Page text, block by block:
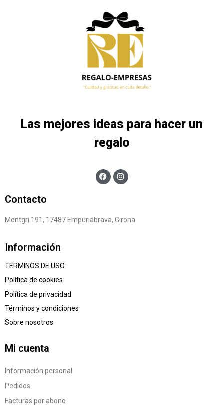
Las mejores ideas para hacer un
regalo
Contacto
Montgri 191, 17487 Empuriabrava, Girona
Información
TERMINOS DE USO
Política de cookies
Política de privacidad
Términos y condiciones
Sobre nosotros
Mi cuenta
Información personal
Pedidos
Facturas por abono